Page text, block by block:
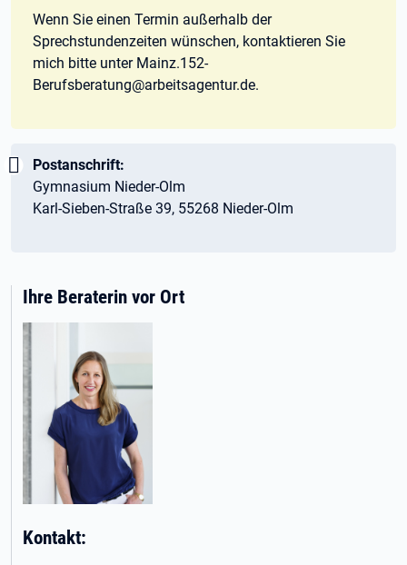
Wenn Sie einen Termin außerhalb der
Sprechstundenzeiten wünschen, kontaktieren Sie
mich bitte unter Mainz.152-
Berufsberatung@arbeitsagentur.de.
Wichtig:
Postanschrift:
Gymnasium Nieder-Olm
Karl-Sieben-Straße 39, 55268 Nieder-Olm
Ihre Beraterin vor Ort
Kontakt: